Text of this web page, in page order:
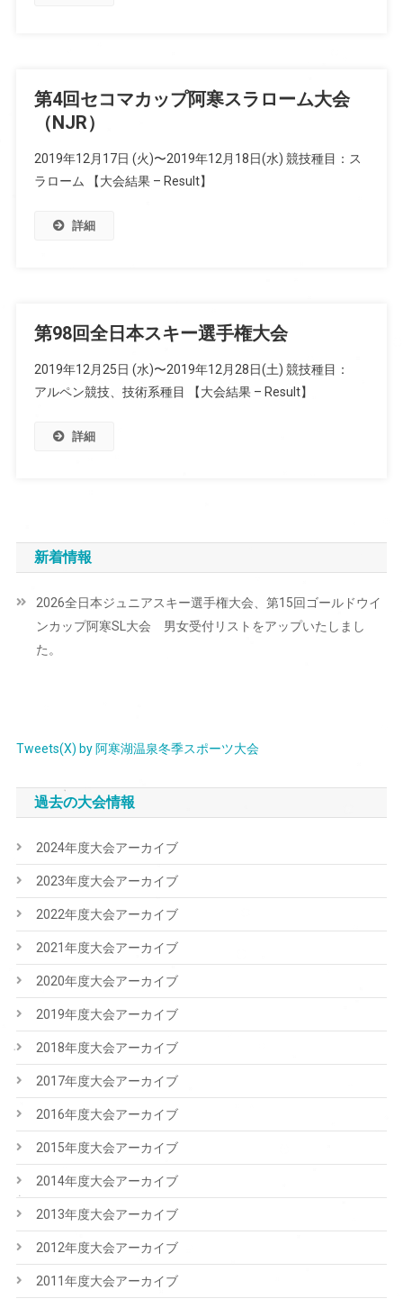
第4回セコマカップ阿寒スラローム大会
（NJR）
2019年12月17日 (火)〜2019年12月18日(水) 競技種目：ス
ラローム 【大会結果 – Result】
詳細
第98回全日本スキー選手権大会
2019年12月25日 (水)〜2019年12月28日(土) 競技種目：
アルペン競技、技術系種目 【大会結果 – Result】
詳細
新着情報
2026全日本ジュニアスキー選手権大会、第15回ゴールドウイ
ンカップ阿寒SL大会 男女受付リストをアップいたしまし
た。
Tweets(X) by 阿寒湖温泉冬季スポーツ大会
過去の大会情報
2024年度大会アーカイブ
2023年度大会アーカイブ
2022年度大会アーカイブ
2021年度大会アーカイブ
2020年度大会アーカイブ
2019年度大会アーカイブ
2018年度大会アーカイブ
2017年度大会アーカイブ
2016年度大会アーカイブ
2015年度大会アーカイブ
2014年度大会アーカイブ
2013年度大会アーカイブ
2012年度大会アーカイブ
2011年度大会アーカイブ